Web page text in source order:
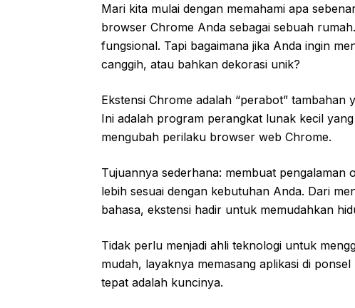
Mari kita mulai dengan memahami apa
browser Chrome Anda sebagai sebuah
fungsional. Tapi bagaimana jika Anda ingin
canggih, atau bahkan dekorasi unik?
Ekstensi Chrome adalah “perabot”
Ini adalah program perangkat lunak kecil
mengubah perilaku browser web Chrome.
Tujuannya sederhana: membuat
lebih sesuai dengan kebutuhan Anda. Dari
bahasa, ekstensi hadir untuk memudahkan
Tidak perlu menjadi ahli teknologi untuk
mudah, layaknya memasang aplikasi di
tepat adalah kuncinya.